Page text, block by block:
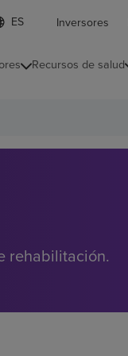
Inversores
Recursos de salud
rehabilitación.